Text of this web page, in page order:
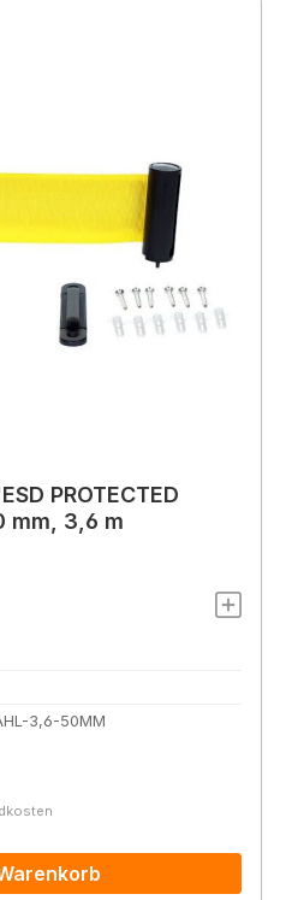
PROTECTED
mm, 3,6 m
3,6-50MM